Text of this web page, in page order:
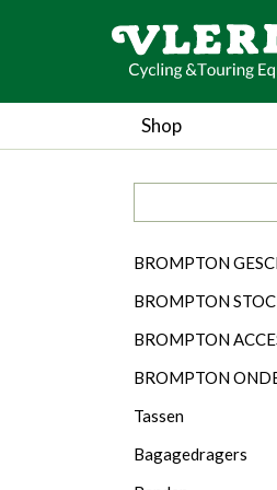
Shop
BROMPTON
BROMPTON
BROMPTON
BROMPTON
Tassen
Bagagedragers